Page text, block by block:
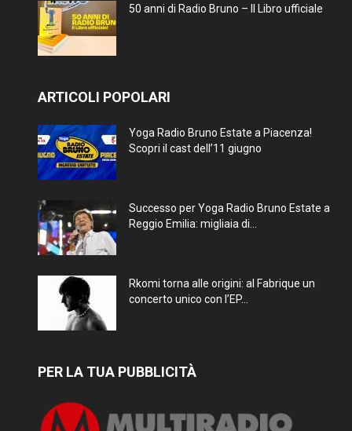
50 anni di Radio Bruno – Il Libro ufficiale
ARTICOLI POPOLARI
Yoga Radio Bruno Estate a Piacenza!
Scopri il cast dell’11 giugno
Successo per Yoga Radio Bruno Estate a
Reggio Emilia: migliaia di...
Rkomi torna alle origini: al Fabrique un
concerto unico con l’EP...
PER LA TUA PUBBLICITÀ